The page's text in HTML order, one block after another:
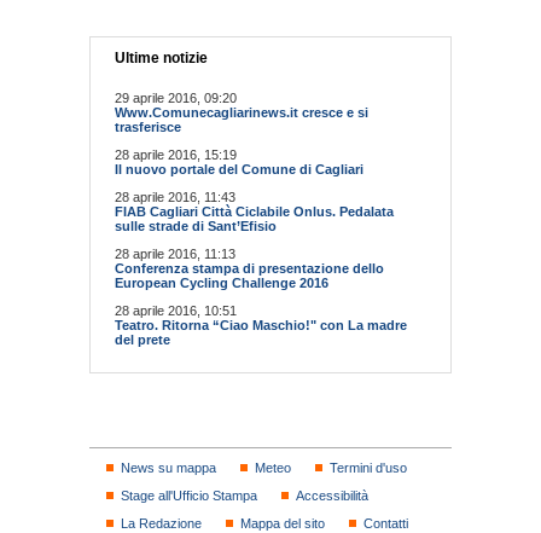
Ultime notizie
29 aprile 2016, 09:20
Www.Comunecagliarinews.it cresce e si
trasferisce
28 aprile 2016, 15:19
Il nuovo portale del Comune di Cagliari
28 aprile 2016, 11:43
FIAB Cagliari Città Ciclabile Onlus. Pedalata
sulle strade di Sant’Efisio
28 aprile 2016, 11:13
Conferenza stampa di presentazione dello
European Cycling Challenge 2016
28 aprile 2016, 10:51
Teatro. Ritorna “Ciao Maschio!" con La madre
del prete
News su mappa Meteo
Termini d'uso
Stage all'Ufficio Stampa
Accessibilità
La Redazione
Mappa del sito Contatti